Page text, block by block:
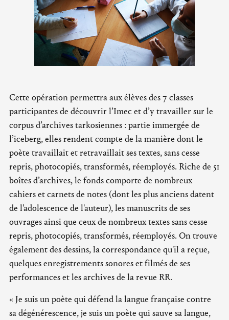
Cette opération permettra aux élèves des 7 classes
participantes de découvrir l’Imec et d’y travailler sur le
corpus d’archives tarkosiennes : partie immergée de
l’iceberg, elles rendent compte de la manière dont le
poète travaillait et retravaillait ses textes, sans cesse
repris, photocopiés, transformés, réemployés. Riche de 51
boîtes d’archives, le fonds comporte de nombreux
cahiers et carnets de notes (dont les plus anciens datent
de l'adolescence de l'auteur), les manuscrits de ses
ouvrages ainsi que ceux de nombreux textes sans cesse
repris, photocopiés, transformés, réemployés. On trouve
également des dessins, la correspondance qu'il a reçue,
quelques enregistrements sonores et filmés de ses
performances et les archives de la revue RR.
« Je suis un poète qui défend la langue française contre
sa dégénérescence, je suis un poète qui sauve sa langue,